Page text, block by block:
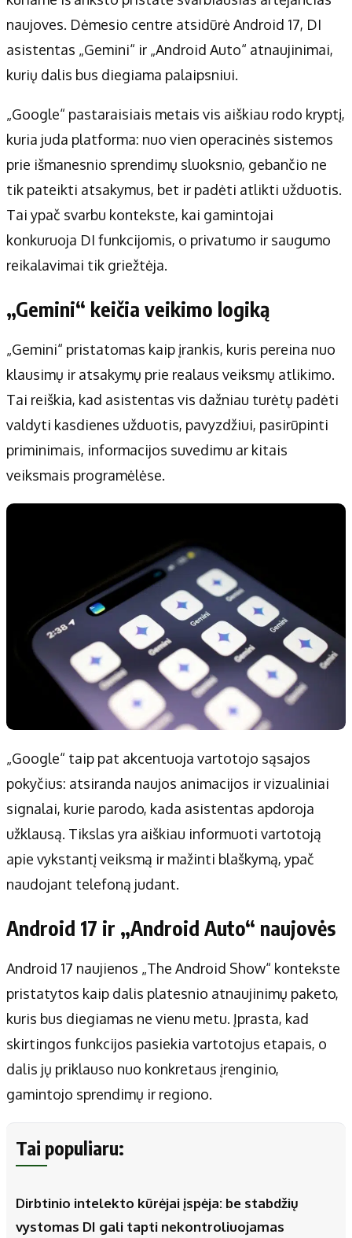
Apie mus
Autoriai
Kontaktai
Privatumo politika
Receptai
naujoves. Dėmesio centre atsidūrė Android 17, DI
asistentas „Gemini“ ir „Android Auto“ atnaujinimai,
kurių dalis bus diegiama palaipsniui.
„Google“ pastaraisiais metais vis aiškiau rodo kryptį,
kuria juda platforma: nuo vien operacinės sistemos
prie išmanesnio sprendimų sluoksnio, gebančio ne
tik pateikti atsakymus, bet ir padėti atlikti užduotis.
Tai ypač svarbu kontekste, kai gamintojai
konkuruoja DI funkcijomis, o privatumo ir saugumo
reikalavimai tik griežtėja.
„Gemini“ keičia veikimo logiką
„Gemini“ pristatomas kaip įrankis, kuris pereina nuo
klausimų ir atsakymų prie realaus veiksmų atlikimo.
Tai reiškia, kad asistentas vis dažniau turėtų padėti
valdyti kasdienes užduotis, pavyzdžiui, pasirūpinti
priminimais, informacijos suvedimu ar kitais
veiksmais programėlėse.
„Google“ taip pat akcentuoja vartotojo sąsajos
pokyčius: atsiranda naujos animacijos ir vizualiniai
signalai, kurie parodo, kada asistentas apdoroja
užklausą. Tikslas yra aiškiau informuoti vartotoją
apie vykstantį veiksmą ir mažinti blaškymą, ypač
naudojant telefoną judant.
Android 17 ir „Android Auto“ naujovės
Android 17 naujienos „The Android Show“ kontekste
pristatytos kaip dalis platesnio atnaujinimų paketo,
kuris bus diegiamas ne vienu metu. Įprasta, kad
skirtingos funkcijos pasiekia vartotojus etapais, o
dalis jų priklauso nuo konkretaus įrenginio,
gamintojo sprendimų ir regiono.
Tai populiaru:
Dirbtinio intelekto kūrėjai įspėja: be stabdžių
vystomas DI gali tapti nekontroliuojamas